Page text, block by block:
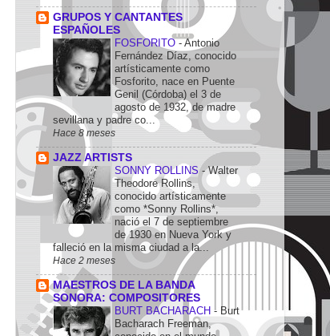
GRUPOS Y CANTANTES
ESPAÑOLES
FOSFORITO-Antonio
Fernández Díaz, conocido
artísticamente como
Fosforito, nace en Puente
Genil (Córdoba) el 3 de
agosto de 1932, de madre
sevillana y padre co...
Hace 8 meses
JAZZ ARTISTS
SONNY ROLLINS-Walter
Theodore Rollins,
conocido artísticamente
como *Sonny Rollins*,
nació el 7 de septiembre
de 1930 en Nueva York y
falleció en la misma ciudad a la...
Hace 2 meses
MAESTROS DE LA BANDA
SONORA: COMPOSITORES
BURT BACHARACH - Burt
Bacharach Freeman,